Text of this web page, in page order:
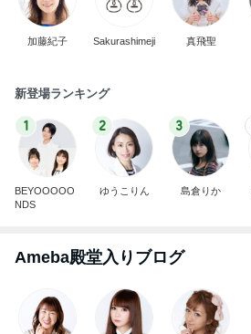
加藤紀子 Sakurashimeji 真飛聖
新登場ランキング
1
BEYOOOOO
NDS
2
ゆうこりん
3
島倉りか
Ameba殿堂入りブログ